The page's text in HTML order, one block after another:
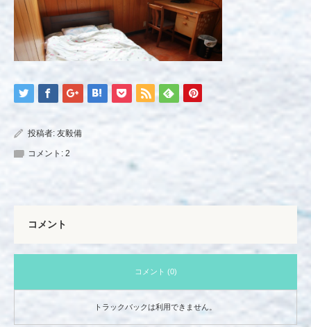
投稿者: 友毅備
コメント: 2
コメント
コメント (0)
トラックバックは利用できません。